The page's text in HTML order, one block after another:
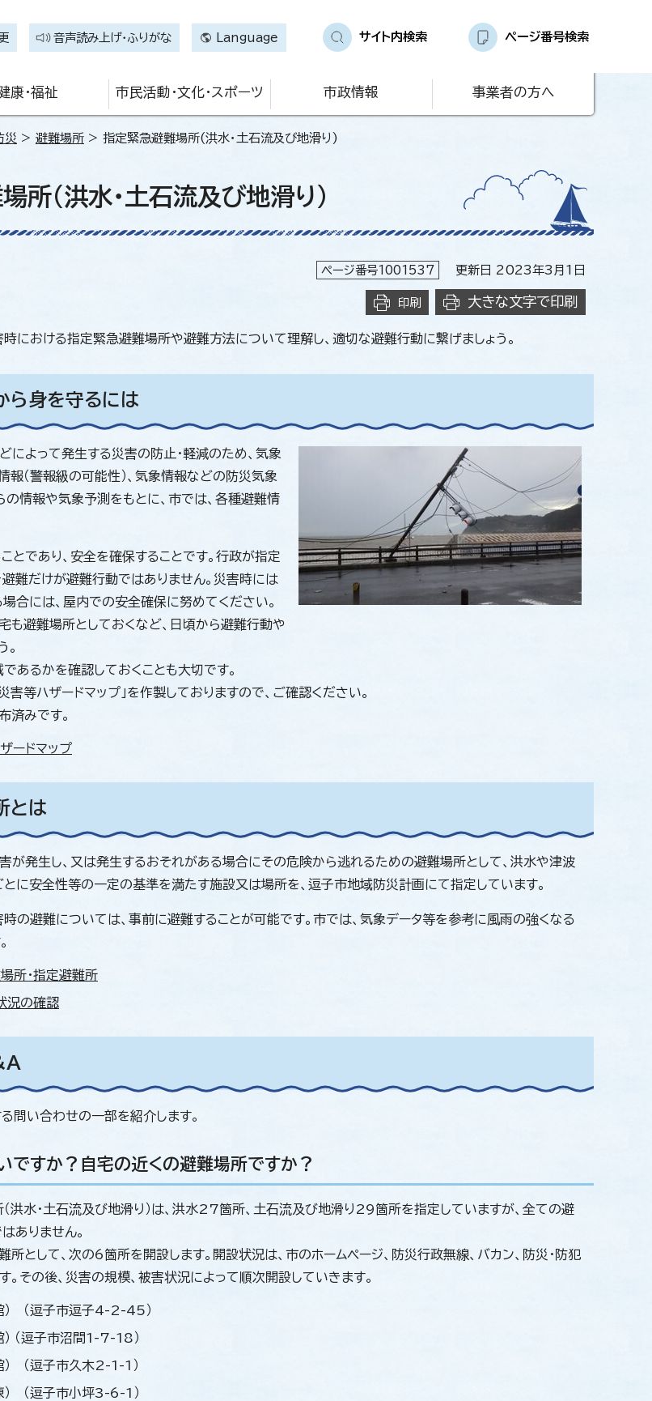
音声読み上げ・ふりがな Language サイト内検索 ページ番号検索
康・福祉 市民活動・文化・スポーツ 市政情報 事業者の方へ
災 > 避難場所 > 指定緊急避難場所(洪水・土石流及び地滑り)
所(洪水・土石流及び地滑り)
ページ番号1001537 更新日 2023年3月1日
印刷 大きな文字で印刷
における指定緊急避難場所や避難方法について理解し、適切な避難行動に繋げましょう。
ら身を守るには
によって発生する災害の防止・軽減のため、気象
報（警報級の可能性）、気象情報などの防災気象
の情報や気象予測をもとに、市では、各種避難情
ことであり、安全を確保することです。行政が指定
難だけが避難行動ではありません。災害時には
合には、屋内での安全確保に努めてください。
も避難場所としておくなど、日頃から避難行動や
。
あるかを確認しておくことも大切です。
害等ハザードマップ」を作製しておりますので、ご確認ください。
みです。
ードマップ
とは
が発生し、又は発生するおそれがある場合にその危険から逃れるための避難場所として、洪水や津波
に安全性等の一定の基準を満たす施設又は場所を、逗子市地域防災計画にて指定しています。
の避難については、事前に避難することが可能です。市では、気象データ等を参考に風雨の強くなる
所・指定避難所
況の確認
A
問い合わせの一部を紹介します。
ですか？自宅の近くの避難場所ですか？
洪水・土石流及び地滑り）は、洪水27箇所、土石流及び地滑り29箇所を指定していますが、全ての避
ありません。
所として、次の6箇所を開設します。開設状況は、市のホームページ、防災行政無線、バカン、防災・防犯
。その後、災害の規模、被害状況によって順次開設していきます。
） （逗子市逗子4-2-45）
（逗子市沼間1-7-18）
） （逗子市久木2-1-1）
） （逗子市小坪3-6-1）